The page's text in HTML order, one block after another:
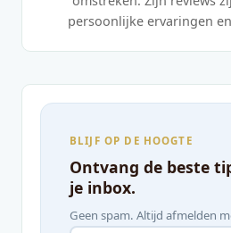
persoonlijke ervaringen
BLIJF OP DE HOOGTE
Ontvang de beste
je inbox.
Geen spam. Altijd afmelden